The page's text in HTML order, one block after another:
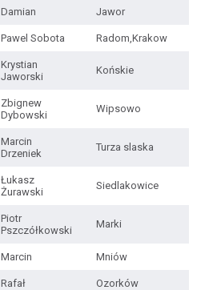
Damian Jawor
Pawel Sobota Radom,Krakow
Krystian
Jaworski
Końskie
Zbignew
Dybowski
Wipsowo
Marcin
Drzeniek
Turza slaska
Łukasz
Żurawski
Siedlakowice
Piotr
Pszczółkowski
Marki
Marcin Mniów
Rafał Ozorków